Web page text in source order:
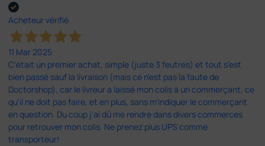
Acheteur vérifié
11 Mar 2025
C'était un premier achat, simple (juste 3 feutres) et tout s'est
bien passé sauf la livraison (mais ce n'est pas la faute de
Doctorshop), car le livreur a laissé mon colis à un commerçant, ce
qu'il ne doit pas faire, et en plus, sans m'indiquer le commerçant
en question. Du coup j'ai dû me rendre dans divers commerces
pour retrouver mon colis. Ne prenez plus UPS comme
transporteur!